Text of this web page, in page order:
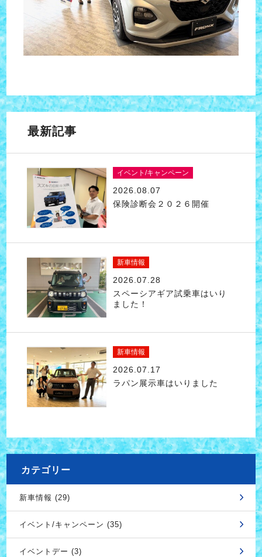
最新記事
イベント/キャンペーン
2026.08.07
保険診断会２０２６開催
新車情報
2026.07.28
スペーシアギア試乗車はいり
ました！
新車情報
2026.07.17
ラパン展示車はいりました
カテゴリー
新車情報 (29)
イベント/キャンペーン (35)
イベントデー (3)